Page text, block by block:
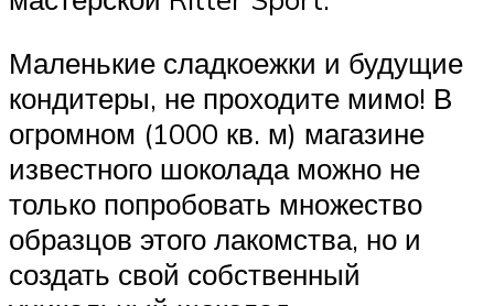
Маленькие сладкоежки и будущие
кондитеры, не проходите мимо! В
огромном (1000 кв. м) магазине
известного шоколада можно не
только попробовать множество
образцов этого лакомства, но и
создать свой собственный